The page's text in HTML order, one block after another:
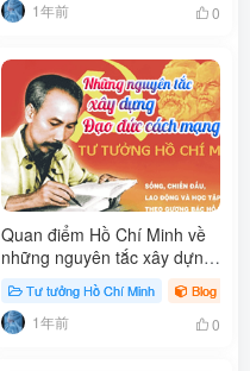
1年前 0
Quan điểm Hồ Chí Minh về
những nguyên tắc xây dựng
đạo đức cách mạng
Tư tưởng Hồ Chí Minh Blog
1年前 0